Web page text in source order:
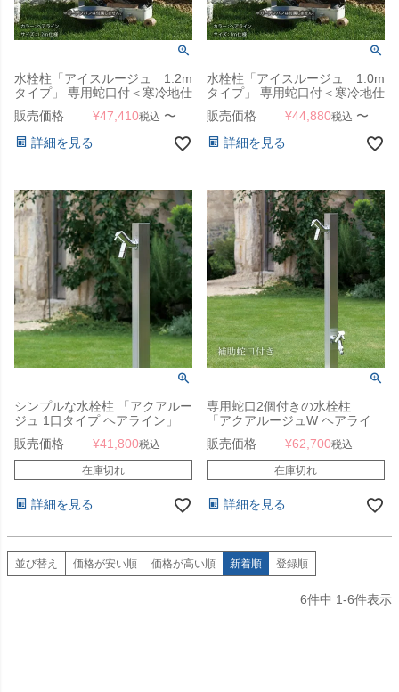
水栓柱「アイスルージュ 1.2m
タイプ」 専用蛇口付＜寒冷地仕
様＞
販売価格 ¥47,410税込 〜
詳細を見る
水栓柱「アイスルージュ 1.0m
タイプ」 専用蛇口付＜寒冷地仕
様＞
販売価格 ¥44,880税込 〜
詳細を見る
シンプルな水栓柱 「アクアルー
ジュ 1口タイプ ヘアライン」
専用蛇口付き
販売価格 ¥41,800税込
在庫切れ
詳細を見る
専用蛇口2個付きの水栓柱
「アクアルージュW ヘアライ
ン」
販売価格 ¥62,700税込
在庫切れ
詳細を見る
並び替え 価格が安い順 価格が高い順 新着順 登録順
6件中 1-6件表示